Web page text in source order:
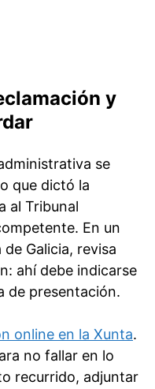
y
se
que dictó la
al Tribunal
En un
Galicia, revisa
ahí debe indicarse
de presentación.
online en la Xunta.
no fallar en lo
recurrido, adjuntar